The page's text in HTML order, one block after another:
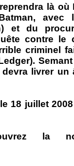
là
et du
contre le
criminel
devra livrer
18 juillet
la